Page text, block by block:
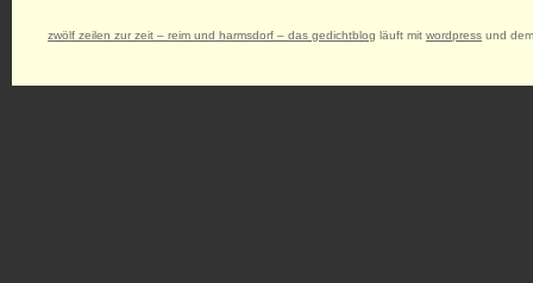
zwölf zeilen zur zeit – reim und harmsdorf – das gedichtblog läuft mit wordpress und